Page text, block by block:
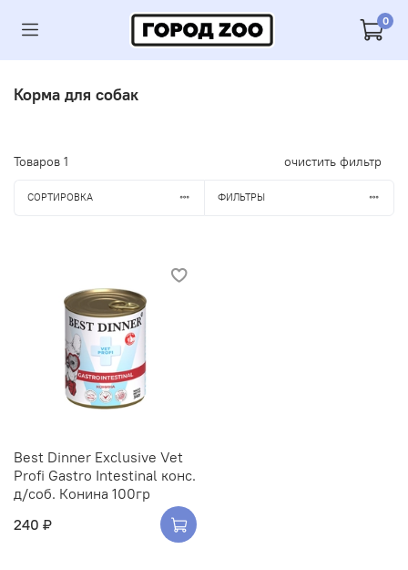
0
Корма для собак
Товаров 1 очистить фильтр
СОРТИРОВКА ФИЛЬТРЫ
Best Dinner Exclusive Vet
Profi Gastro Intestinal конс.
д/соб. Конина 100гр
240 ₽